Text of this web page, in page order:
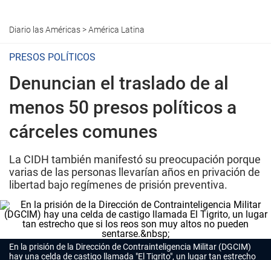
Diario las Américas>América Latina
PRESOS POLÍTICOS
Denuncian el traslado de al
menos 50 presos políticos a
cárceles comunes
La CIDH también manifestó su preocupación porque
varias de las personas llevarían años en privación de
libertad bajo regímenes de prisión preventiva.
En la prisión de la Dirección de Contrainteligencia Militar (DGCIM)
hay una celda de castigo llamada "El Tigrito", un lugar tan estrecho